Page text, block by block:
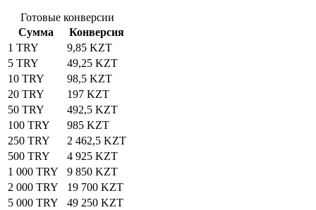
Готовые конверсии
Сумма
Конверсия
1 TRY
9,85 KZT
5 TRY
49,25 KZT
10 TRY
98,5 KZT
20 TRY
197 KZT
50 TRY
492,5 KZT
100 TRY
985 KZT
250 TRY
2 462,5 KZT
500 TRY
4 925 KZT
1 000 TRY
9 850 KZT
2 000 TRY
19 700 KZT
5 000 TRY
49 250 KZT